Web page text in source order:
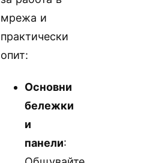
мрежа и
практически
опит:
Основни
бележки
и
панели: